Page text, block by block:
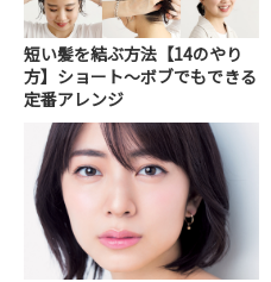
短い髪を結ぶ方法【14のやり
方】ショート～ボブでもできる
定番アレンジ